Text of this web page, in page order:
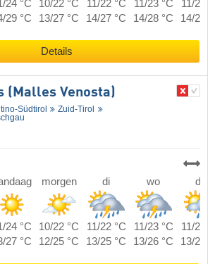
24 °C 10/22 °C 11/22 °C 11/23 °C
11/23
29 °C 13/27 °C 14/27 °C 14/28 °C 14/28
Details
(Malles Venosta)
Südtirol
Zuid-Tirol
morgen di wo do
24 °C 10/22 °C 11/22 °C 11/23 °C
11/23
27 °C 12/25 °C 13/25 °C 13/26 °C 13/26